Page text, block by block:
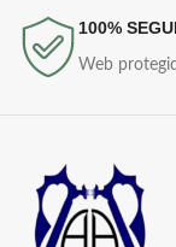
100%
Web